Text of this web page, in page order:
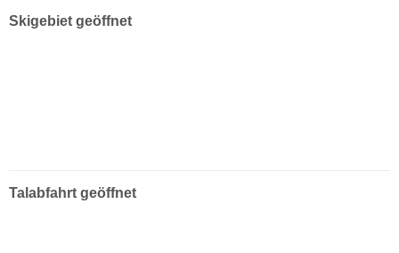
Skigebiet geöffnet
Talabfahrt geöffnet